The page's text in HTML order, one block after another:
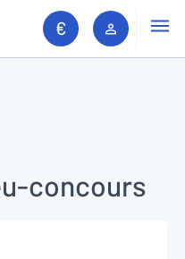
Espace
concours